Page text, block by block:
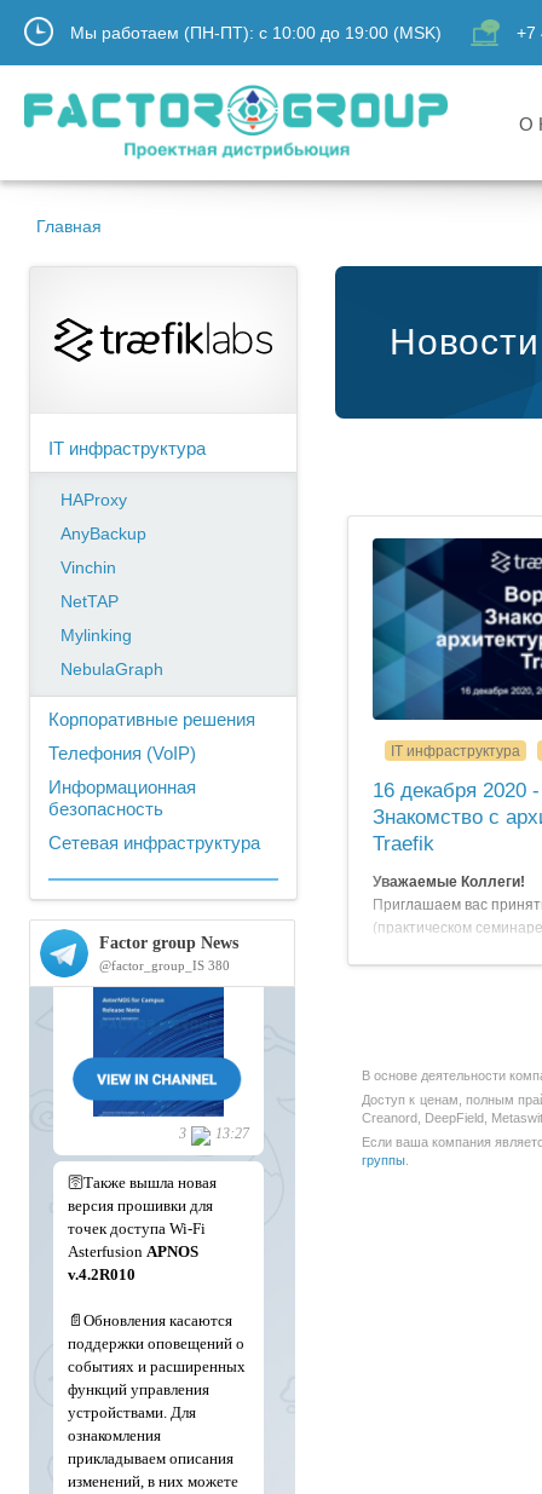
Мы работаем (ПН-ПТ): с 10:00 до 19:00 (MSK) +7
О
Главная
IT инфраструктура
HAProxy
AnyBackup
Vinchin
NetTAP
Mylinking
NebulaGraph
Корпоративные решения
Телефония (VoIP)
Информационная
безопасность
Сетевая инфраструктура
IT инфраструктура
16 декабря 2020
Знакомство с
Traefik
Уважаемые Коллеги!
Приглашаем вас
(практическом
В основе деятельности
Доступ к ценам, полным
Creanord, DeepField,
Если ваша компания
группы.